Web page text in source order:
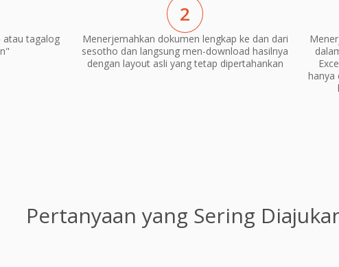
atau tagalog
2
Menerjemahkan dokumen lengkap ke dan dari
sesotho dan langsung men-download hasilnya
dengan layout asli yang tetap dipertahankan
hanya
Pertanyaan yang Sering